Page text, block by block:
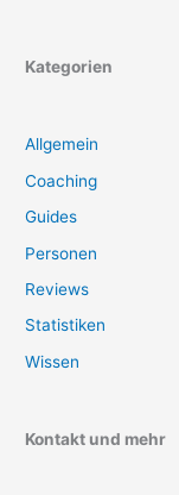
Kategorien
Allgemein
Coaching
Guides
Personen
Reviews
Statistiken
Wissen
Kontakt und mehr